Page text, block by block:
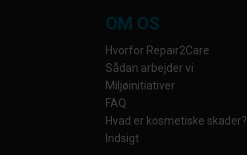
OM OS
Hvorfor Repair2Care
Sådan arbejder vi
Miljøinitiativer
FAQ
Hvad er kosmetiske skader?
Indsigt